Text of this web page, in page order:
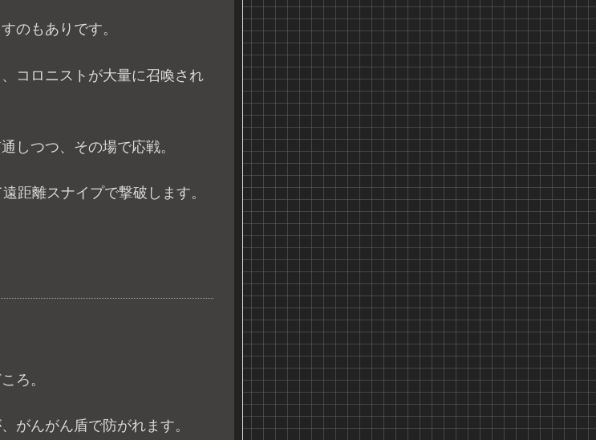
のもありです。
コロニストが大量に召喚され
しつつ、その場で応戦。
距離スナイプで撃破します。
ろ。
がんがん盾で防がれます。